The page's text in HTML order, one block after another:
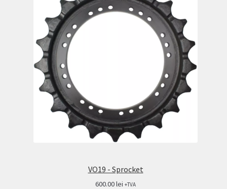
VO19 - Sprocket
600.00lei +TVA